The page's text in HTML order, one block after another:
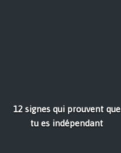
12 signes qui prouvent que
tu es indépendant